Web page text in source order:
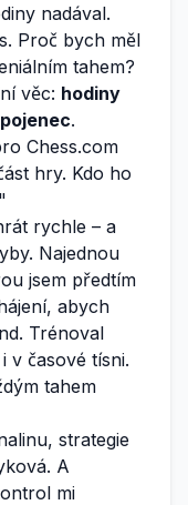
nadával.
Proč bych měl
tahem?
věc: hodiny
.
Chess.com
hry. Kdo ho
rychle – a
Najednou
jsem předtím
abych
Trénoval
v časové tísni.
tahem
strategie
A
mi